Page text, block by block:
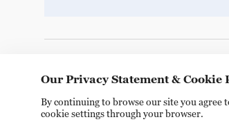
Our Privacy Statement & Cookie
By continuing to browse our site you agree
cookie settings through your browser.